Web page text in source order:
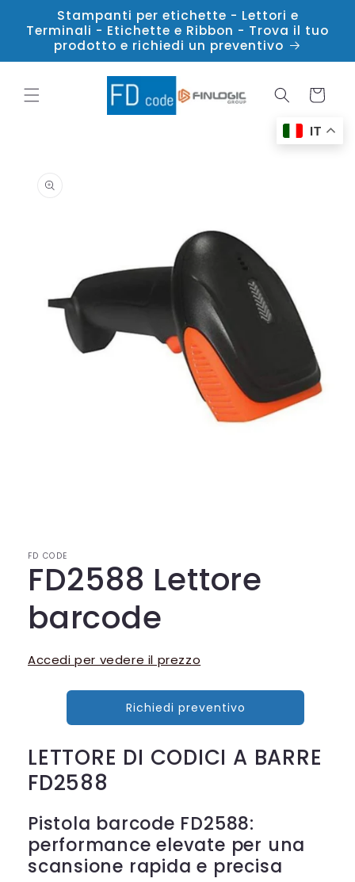
direttamente
ai contenuti
Stampanti per etichette - Lettori e
Terminali - Etichette e Ribbon - Trova il tuo
prodotto e richiedi un preventivo
Carrello
prodotto
finestra
modale
FD CODE
FD2588 Lettore
barcode
Accedi per vedere il prezzo
Richiedi preventivo
LETTORE DI CODICI A BARRE
FD2588
Pistola barcode FD2588:
performance elevate per una
scansione rapida e precisa
IT